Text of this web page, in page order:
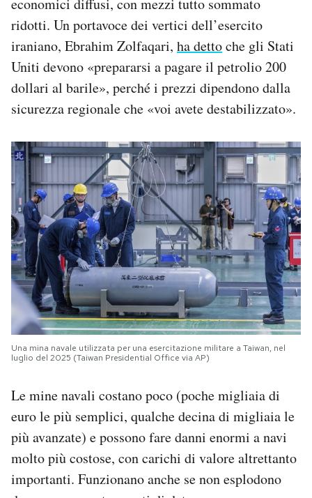
ridotti. Un portavoce dei vertici dell’esercito
iraniano, Ebrahim Zolfaqari, ha dettoche gli Stati
Uniti devono «prepararsi a pagare il petrolio 200
dollari al barile», perché i prezzi dipendono dalla
sicurezza regionale che «voi avete destabilizzato».
Una mina navale utilizzata per una esercitazione militare a Taiwan, nel
luglio del 2025 (Taiwan Presidential Office via AP)
Le mine navali costano poco (poche migliaia di
euro le più semplici, qualche decina di migliaia le
più avanzate) e possono fare danni enormi a navi
molto più costose, con carichi di valore altrettanto
importanti. Funzionano anche se non esplodono